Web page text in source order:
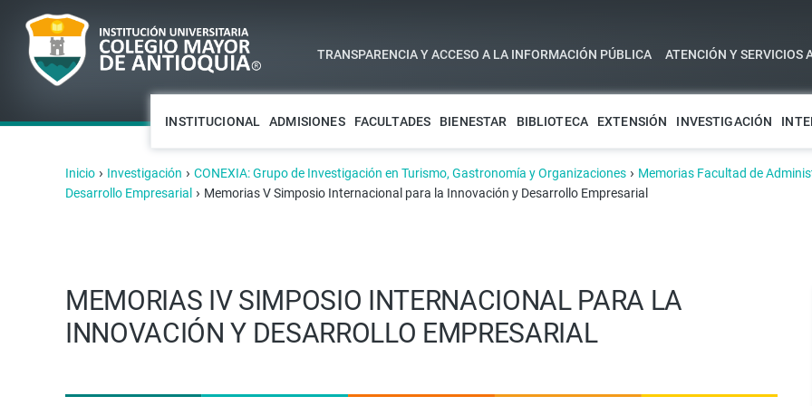
TRANSPARENCIA Y ACCESO A LA INFORMACIÓN PÚBLICA ATENCIÓN Y SERVICIOS
INSTITUCIONAL ADMISIONES FACULTADES BIENESTAR BIBLIOTECA EXTENSIÓN INVESTIGACIÓN
Inicio › Investigación › CONEXIA: Grupo de Investigación en Turismo, Gastronomía y Organizaciones › Memorias Facultad de
Desarrollo Empresarial › Memorias V Simposio Internacional para la Innovación y Desarrollo Empresarial
MEMORIAS IV SIMPOSIO INTERNACIONAL PARA LA
INNOVACIÓN Y DESARROLLO EMPRESARIAL